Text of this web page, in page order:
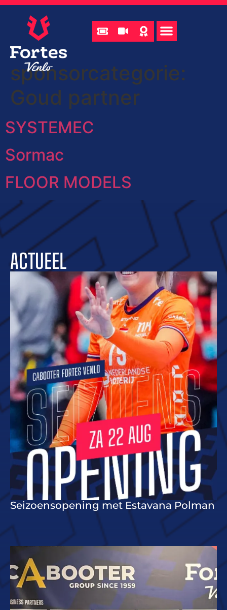
sponsorcategorie:
Goud partner
SYSTEMEC
Sormac
FLOOR MODELS
ACTUEEL
Seizoensopening met Estavana Polman